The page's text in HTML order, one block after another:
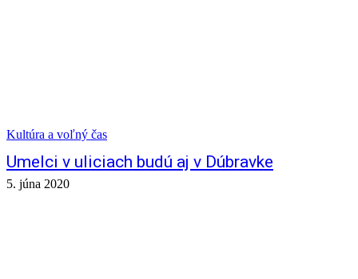
Kultúra a voľný čas
Umelci v uliciach budú aj v Dúbravke
5. júna 2020